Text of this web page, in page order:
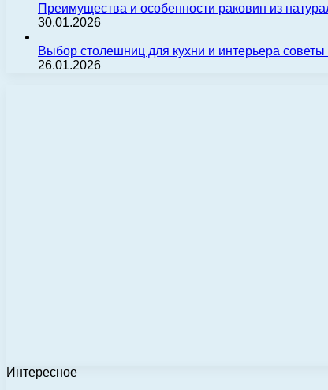
Преимущества и особенности раковин из
30.01.2026
Выбор столешниц для кухни и интерьера
26.01.2026
Интересное